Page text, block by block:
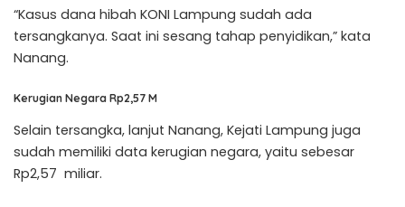
“Kasus dana hibah KONI Lampung sudah ada
tersangkanya. Saat ini sesang tahap penyidikan,” kata
Nanang.
Kerugian Negara Rp2,57 M
Selain tersangka, lanjut Nanang, Kejati Lampung juga
sudah memiliki data kerugian negara, yaitu sebesar
Rp2,57 miliar.